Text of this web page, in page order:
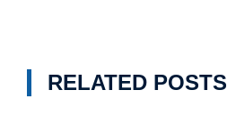
RELATED POSTS